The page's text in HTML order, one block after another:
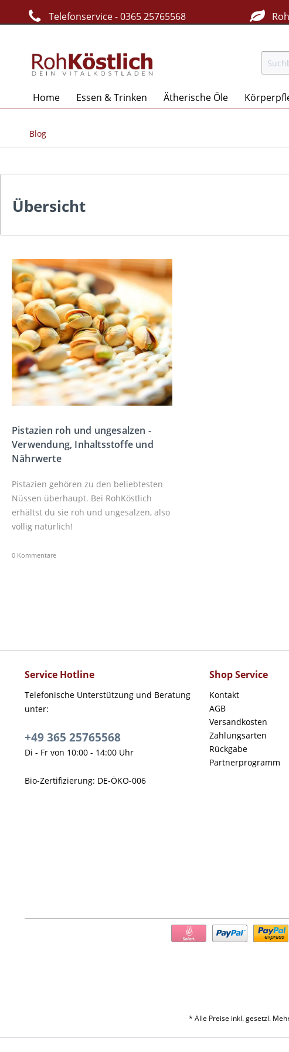
Telefonservice - 0365 25765568
Home Essen & Trinken Ätherische Öle
Blog
Übersicht
Pistazien roh und ungesalzen -
Verwendung, Inhaltsstoffe und
Nährwerte
Pistazien gehören zu den beliebtesten
Nüssen überhaupt. Bei RohKöstlich
erhältst du sie roh und ungesalzen, also
völlig natürlich!
0 Kommentare
Service Hotline
Telefonische Unterstützung und Beratung
unter:
+49 365 25765568
Di - Fr von 10:00 - 14:00 Uhr
Bio-Zertifizierung: DE-ÖKO-006
Shop Service
Kontakt
AGB
Versandkosten
Zahlungsarten
Rückgabe
Partnerprogramm
* Alle Preise inkl. gesetzl.